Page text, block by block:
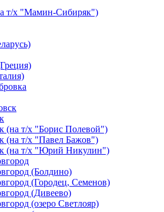
т/х "Мамин-Сибиряк")
(на т/х "Борис Полевой")
(на т/х "Павел Бажов")
(на т/х "Юрий Никулин")
(Болдино)
(Городец, Семенов)
(Дивеево)
(озеро Светлояр)